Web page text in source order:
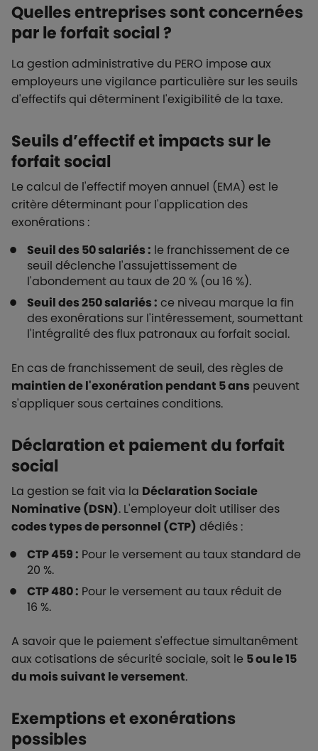
Quelles entreprises sont concernées
par le forfait social ?
La gestion administrative du PERO impose aux
employeurs une vigilance particulière sur les seuils
d'effectifs qui déterminent l'exigibilité de la taxe.
Seuils d’effectif et impacts sur le
forfait social
Le calcul de l'effectif moyen annuel (EMA) est le
critère déterminant pour l'application des
exonérations :
Seuil des 50 salariés : le franchissement de ce
seuil déclenche l'assujettissement de
l'abondement au taux de 20 % (ou 16 %).
Seuil des 250 salariés : ce niveau marque la fin
des exonérations sur l'intéressement, soumettant
l'intégralité des flux patronaux au forfait social.
En cas de franchissement de seuil, des règles de
maintien de l'exonération pendant 5 ans peuvent
s'appliquer sous certaines conditions.
Déclaration et paiement du forfait
social
La gestion se fait via la Déclaration Sociale
Nominative (DSN). L'employeur doit utiliser des
codes types de personnel (CTP) dédiés :
CTP 459 : Pour le versement au taux standard de
20 %.
CTP 480 : Pour le versement au taux réduit de
16 %.
A savoir que le paiement s'effectue simultanément
aux cotisations de sécurité sociale, soit le 5 ou le 15
du mois suivant le versement.
Exemptions et exonérations
possibles